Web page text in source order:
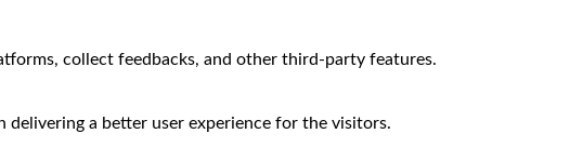
collect feedbacks, and other third-party features.
delivering a better user experience for the visitors.